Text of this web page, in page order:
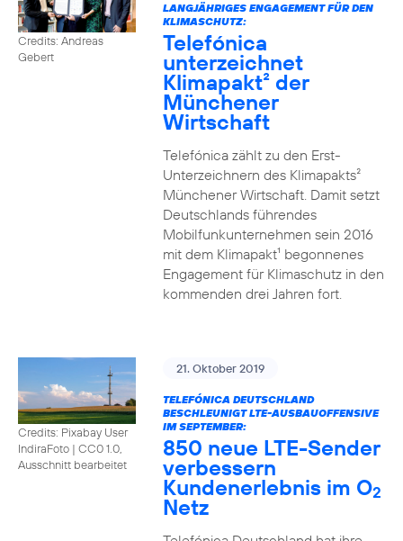
Credits: Andreas
Gebert
LANGJÄHRIGES ENGAGEMENT FÜR DEN
KLIMASCHUTZ:
Telefónica
unterzeichnet
Klimapakt² der
Münchener
Wirtschaft
Telefónica zählt zu den Erst-
Unterzeichnern des Klimapakts²
Münchener Wirtschaft. Damit setzt
Deutschlands führendes
Mobilfunkunternehmen sein 2016
mit dem Klimapakt¹ begonnenes
Engagement für Klimaschutz in den
kommenden drei Jahren fort.
Credits: Pixabay User
IndiraFoto | CC0 1.0,
Ausschnitt bearbeitet
21. Oktober 2019
TELEFÓNICA DEUTSCHLAND
BESCHLEUNIGT LTE-AUSBAUOFFENSIVE
IM SEPTEMBER:
850 neue LTE-Sender
verbessern
Kundenerlebnis im O2
Netz